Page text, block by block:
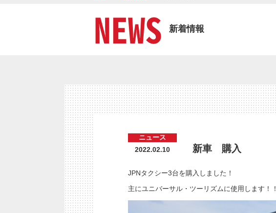
NEWS 新着情報
ニュース
2022.02.10
新車 購入
JPNタクシー3台を購入しました！
主にユニバーサル・ツーリズムに使用します！！